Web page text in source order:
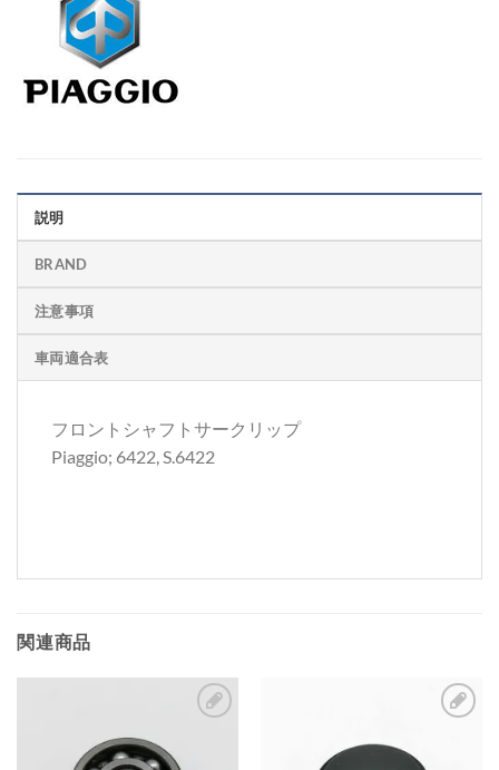
説明
BRAND
注意事項
車両適合表
フロントシャフトサークリップ
Piaggio; 6422, S.6422
関連商品